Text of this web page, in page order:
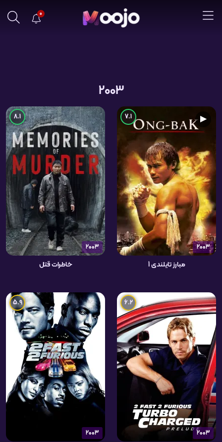
0
2003
2003
▶
7.1
مبارز تایلندی 1
2003
8.1
خاطرات قتل
2003
6.2
2003
5.9